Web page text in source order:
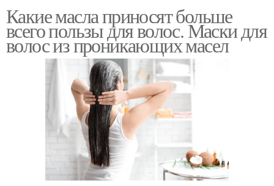
Масло для ресниц Средство для роста
Какие масла приносят больше
всего пользы для волос. Маски для
волос из проникающих масел